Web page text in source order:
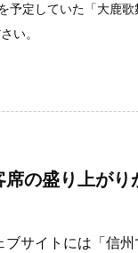
予定していた「大鹿
い。
の盛り上がり
ブサイトには「信